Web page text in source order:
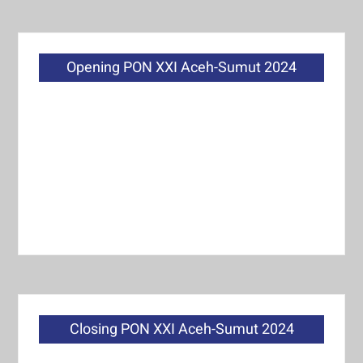
Opening PON XXI Aceh-Sumut 2024
Closing PON XXI Aceh-Sumut 2024